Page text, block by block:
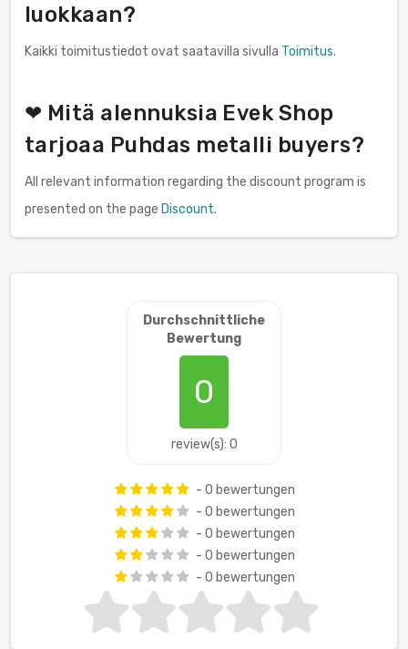
luokkaan?
Kaikki toimitustiedot ovat saatavilla sivulla Toimitus.
❤ Mitä alennuksia Evek Shop
tarjoaa Puhdas metalli buyers?
All relevant information regarding the discount program is
presented on the page Discount.
Durchschnittliche
Bewertung
0
review(s): 0
- 0 bewertungen
- 0 bewertungen
- 0 bewertungen
- 0 bewertungen
- 0 bewertungen